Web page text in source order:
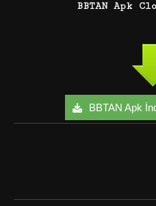
BBTAN Apk
BBTAN Apk